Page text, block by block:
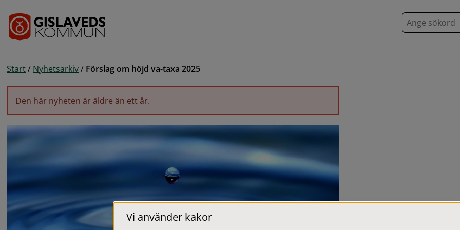
S
ö
Start / Nyhetsarkiv / Förslag om höjd va-taxa 2025
Den här nyheten är äldre än ett år.
Vi använder kakor